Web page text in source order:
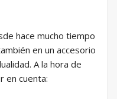
hace mucho tiempo
en un accesorio
A la hora de
en cuenta: